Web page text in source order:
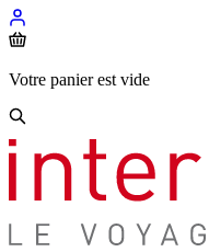
Votre panier est vide